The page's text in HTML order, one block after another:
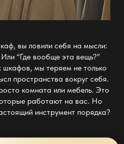
вы ловили себя на мысли:
“Где вообще эта вещь?”
шкафов, мы теряем не только
пространства вокруг себя.
комната или мебель. Это
работают на вас. Но
инструмент порядка?